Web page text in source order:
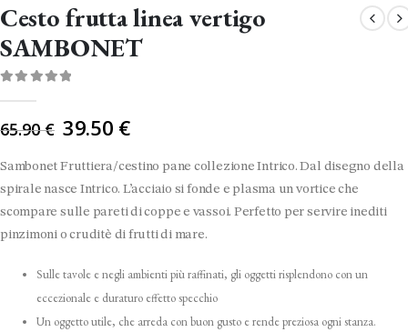
Cesto frutta linea vertigo
SAMBONET
65.90€ Il
originale
era:
65.90 €.
39.50 €
Sambonet Fruttiera/cestino pane collezione Intrico. Dal disegno della
spirale nasce Intrico. L’acciaio si fonde e plasma un vortice che
scompare sulle pareti di coppe e vassoi. Perfetto per servire inediti
pinzimoni o cruditè di frutti di mare.
Sulle tavole e negli ambienti più raffinati, gli oggetti risplendono con un
eccezionale e duraturo effetto specchio
Un oggetto utile, che arreda con buon gusto e rende preziosa ogni stanza.